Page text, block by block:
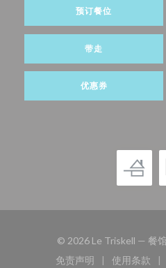
预订餐位
带走
优惠券
© 2026 Le Triskell — 餐
免责声明
使用条款